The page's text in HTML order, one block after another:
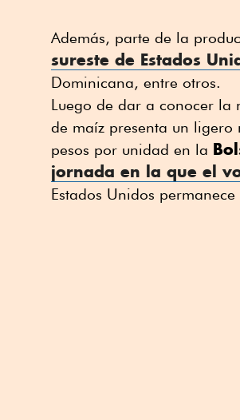
Además, parte de la
sureste de Estados
Dominicana, entre otros.
Luego de dar a conocer la
de maíz presenta un
pesos por unidad en la
jornada en la que el
Estados Unidos